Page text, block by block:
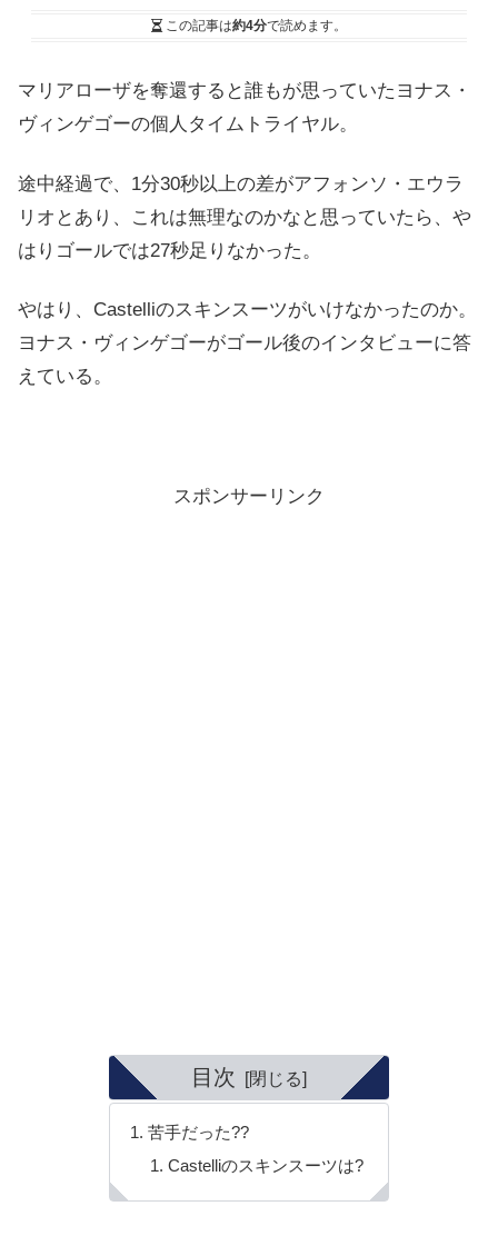
この記事は約4分で読めます。
マリアローザを奪還すると誰もが思っていたヨナス・
ヴィンゲゴーの個人タイムトライヤル。
途中経過で、1分30秒以上の差がアフォンソ・エウラ
リオとあり、これは無理なのかなと思っていたら、や
はりゴールでは27秒足りなかった。
やはり、Castelliのスキンスーツがいけなかったのか。
ヨナス・ヴィンゲゴーがゴール後のインタビューに答
えている。
スポンサーリンク
目次
苦手だった??
Castelliのスキンスーツは?